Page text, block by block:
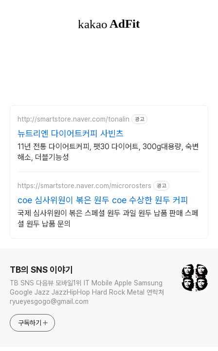
http://smartstore.naver.com/tonalin 광고
뉴트리엔 다이어트커피 사빈츠
11년 전통 다이어트커피, 팻30 다이어트, 300g대용량, 숙변
해소, 더블기능성
https://smartstore.naver.com/microrosters 광고
coe 심사위원이 볶은 원두 coe 수상한 원두 커피
국제 심사위원이 볶은 스페셜 원두 과일 원두 납품 판매 스페
셜 원두 납품 문의
TB의 SNS 이야기
TB SNS 다음뷰 모바일1위 IT Mobile Apple Samsung
Google Jazz JazzHipHop Hard Rock Metal 연락처
ryueyesgogo@gmail.com
구독하기